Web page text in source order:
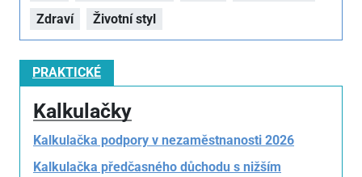
Zdraví
Životní styl
PRAKTICKÉ
Kalkulačky
Kalkulačka podpory v nezaměstnanosti 2026
Kalkulačka předčasného důchodu s nižším